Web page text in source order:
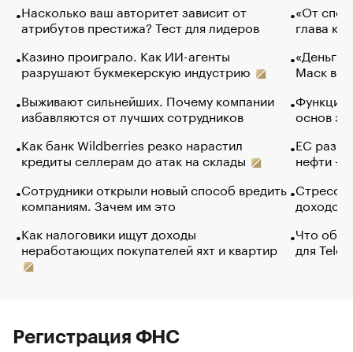
Насколько ваш авторитет зависит от
атрибутов престижа? Тест для лидеров
Казино проиграло. Как ИИ-агенты
разрушают букмекерскую индустрию
Выживают сильнейших. Почему компании
избавляются от лучших сотрудников
Как банк Wildberries резко нарастил
кредиты селлерам до атак на склады
Сотрудники открыли новый способ вредить
компаниям. Зачем им это
Как налоговики ищут доходы
неработающих покупателей яхт и квартир
«От
глава
«Деньги
Маск в
Функции
основ
ЕС
нефти —
Стресс
доходов
Что
для
Регистрация ФНС